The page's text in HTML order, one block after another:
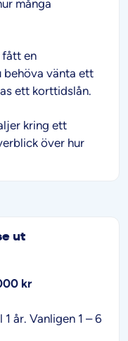
många
fått en
behöva vänta ett
ett korttidslån.
kring ett
över hur
ut
kr
år. Vanligen 1 – 6